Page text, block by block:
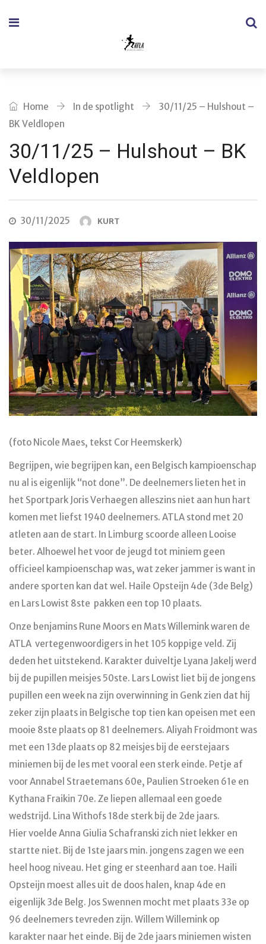
Home In de spotlight
30/11/25 – Hulshout –
BK Veldlopen
30/11/25 – Hulshout – BK
Veldlopen
30/11/2025 KURT
(foto Nicole Maes, tekst Cor Heemskerk)
Begrijpen, wie begrijpen kan, een Belgisch kampioenschap
nu al is eigenlijk “not done”. De deelnemers lieten het in
het Sportpark Joris Verhaegen alleszins niet aan hun hart
komen met liefst 1940 deelnemers. ATLA stond met 20
atleten aan de start. In Limburg scoorde alleen Looise
beter. Alhoewel het voor de jeugd tot miniem geen
officieel kampioenschap was, wat zeker jammer is want in
andere sporten kan dat wel. Haile Opsteijn 4de (3de Belg)
en Lars Lowist 8ste pakken een top 10 plaats.
Onze benjamins Rune Moors en Mats Willemink waren de
ATLA vertegenwoordigers in het 105 koppige veld. Zij
deden het uitstekend. Karakter duiveltje Lyana Jakelj werd
bij de pupillen meisjes 50ste. Lars Lowist liet bij de jongens
pupillen een week na zijn overwinning in Genk zien dat hij
zeker zijn plaats in Belgische top tien kan opeisen met een
mooie 8ste plaats op 81 deelnemers. Aliyah Froidmont was
met een 13de plaats op 82 meisjes bij de eerstejaars
miniemen bij de les met vooral een sterk einde. Petje af
voor Annabel Straetemans 60e, Paulien Stroeken 61e en
Kythana Fraikin 70e. Ze liepen allemaal een goede
wedstrijd. Lina Withofs 18de sterk bij de 2de jaars.
Hier voelde Anna Giulia Schafranski zich niet lekker en
startte niet. Bij de 1ste jaars min. jongens zagen we een
heel hoog niveau. Het ging er steenhard aan toe. Haili
Opsteijn moest alles uit de doos halen, knap 4de en
eigenlijk 3de Belg. Jos Swennen mocht met plaats 33e op
96 deelnemers tevreden zijn. Willem Willemink op
karakter naar het einde. Bij de 2de jaars miniemen wisten